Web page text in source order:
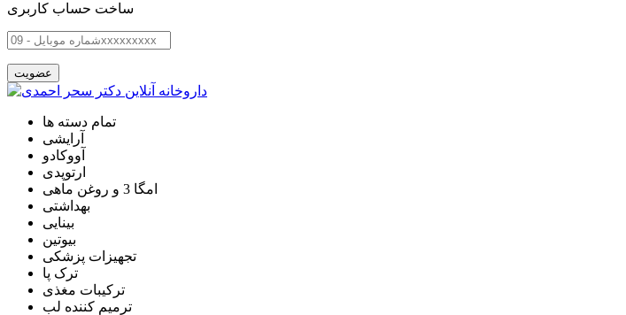
ساخت حساب کاربری
تمام دسته ها
آرایشی
آووکادو
ارتوپدی
امگا 3 و روغن ماهی
بهداشتی
بینایی
بیوتین
تجهیزات پزشکی
ترک پا
ترکیبات مغذی
ترمیم کننده لب